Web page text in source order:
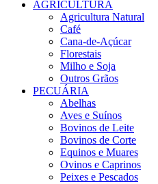
AGRICULTURA
Agricultura Natural
Café
Cana-de-Açúcar
Florestais
Milho e Soja
Outros Grãos
PECUÁRIA
Abelhas
Aves e Suínos
Bovinos de Leite
Bovinos de Corte
Equinos e Muares
Ovinos e Caprinos
Peixes e Pescados